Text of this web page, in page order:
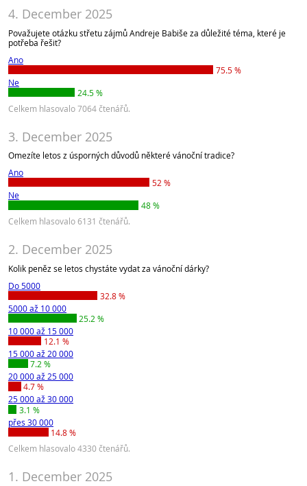
4. December 2025
Považujete otázku střetu zájmů Andreje Babiše za důležité téma, které je
potřeba řešit?
Ano
75.5 %
Ne
24.5 %
Celkem hlasovalo 7064 čtenářů.
3. December 2025
Omezíte letos z úsporných důvodů některé vánoční tradice?
Ano
52 %
Ne
48 %
Celkem hlasovalo 6131 čtenářů.
2. December 2025
Kolik peněz se letos chystáte vydat za vánoční dárky?
Do 5000
32.8 %
5000 až 10 000
25.2 %
10 000 až 15 000
12.1 %
15 000 až 20 000
7.2 %
20 000 až 25 000
4.7 %
25 000 až 30 000
3.1 %
přes 30 000
14.8 %
Celkem hlasovalo 4330 čtenářů.
1. December 2025